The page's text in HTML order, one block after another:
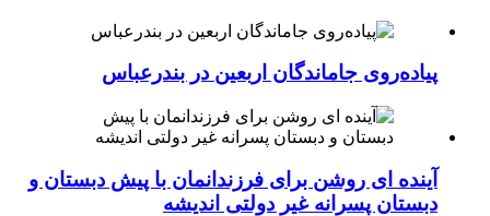
پیاده‌روی جاماندگان اربعین در بندرعباس
آینده ای روشن برای فرزندانمان با پیش دبستان و
دبستان پسرانه غیر دولتی اندیشه